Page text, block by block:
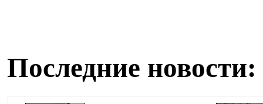
Последние новости: